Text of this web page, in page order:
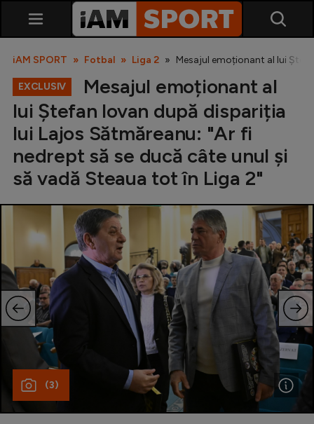
SuperLiga
Liga 2
Cupa României
Echipa Națională
Fotbal feminin
Clasamente
iAM SPORT Fotbal Liga 2 Mesajul emoționant al lui
EXCLUSIV
Mesajul emoționant al
lui Ștefan Iovan după dispariția
lui Lajos Sătmăreanu: "Ar fi
nedrept să se ducă câte unul și
să vadă Steaua tot în Liga 2"
(3)